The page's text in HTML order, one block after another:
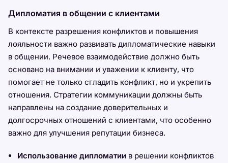
Дипломатия в общении с клиентами
В контексте разрешения конфликтов и повышения
лояльности важно развивать дипломатические навыки
в общении. Речевое взаимодействие должно быть
основано на внимании и уважении к клиенту, что
помогает не только сгладить конфликт, но и укрепить
отношения. Стратегии коммуникации должны быть
направлены на создание доверительных и
долгосрочных отношений с клиентами, что особенно
важно для улучшения репутации бизнеса.
Использование дипломатии в решении конфликтов